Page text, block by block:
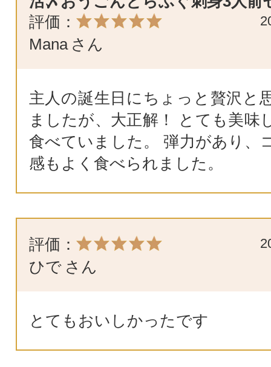
評価：
Mana さん
主人の誕生日にちょっと贅沢と
ましたが、大正解！ とても美味
食べていました。 弾力があり、
感もよく食べられました。
評価：
ひで さん
とてもおいしかったです